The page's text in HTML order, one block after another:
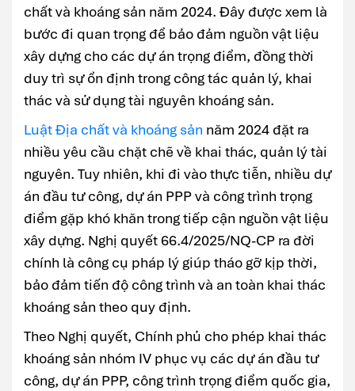
chất và khoáng sản năm 2024. Đây được xem là
bước đi quan trọng để bảo đảm nguồn vật liệu
xây dựng cho các dự án trọng điểm, đồng thời
duy trì sự ổn định trong công tác quản lý, khai
thác và sử dụng tài nguyên khoáng sản.
Luật Địa chất và khoáng sản năm 2024 đặt ra
nhiều yêu cầu chặt chẽ về khai thác, quản lý tài
nguyên. Tuy nhiên, khi đi vào thực tiễn, nhiều dự
án đầu tư công, dự án PPP và công trình trọng
điểm gặp khó khăn trong tiếp cận nguồn vật liệu
xây dựng. Nghị quyết 66.4/2025/NQ-CP ra đời
chính là công cụ pháp lý giúp tháo gỡ kịp thời,
bảo đảm tiến độ công trình và an toàn khai thác
khoáng sản theo quy định.
Theo Nghị quyết, Chính phủ cho phép khai thác
khoáng sản nhóm IV phục vụ các dự án đầu tư
công, dự án PPP, công trình trọng điểm quốc gia,